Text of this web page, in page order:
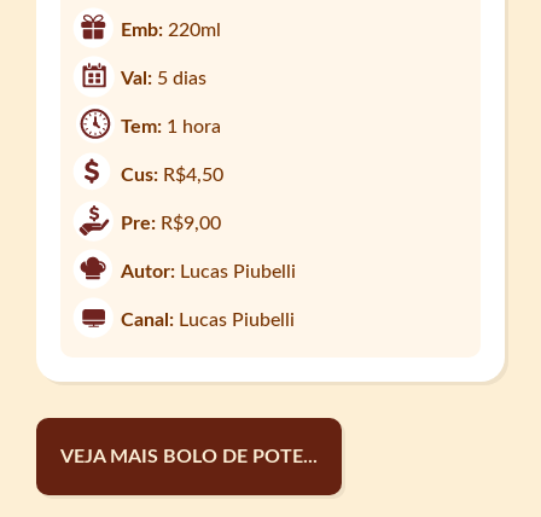
Emb:220ml
Val: 5 dias
Tem: 1 hora
Cus: R$4,50
Pre: R$9,00
Autor: Lucas Piubelli
Canal: Lucas Piubelli
VEJA MAIS BOLO DE POTE...